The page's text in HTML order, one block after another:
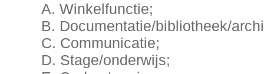
A. Winkelfunctie;
B. Documentatie/bibliotheek/
C. Communicatie;
D. Stage/onderwijs;